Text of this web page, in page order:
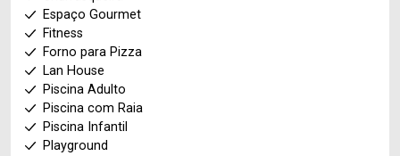
Espaço Gourmet
Fitness
Forno para Pizza
Lan House
Piscina Adulto
Piscina com Raia
Piscina Infantil
Playground